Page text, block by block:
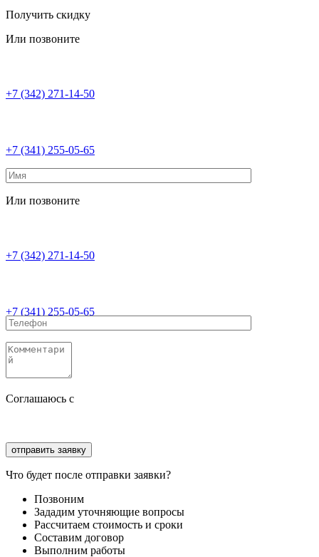
Получить скидку
Или позвоните
+7 (342) 271-14-50
+7 (341) 255-05-65
Или позвоните
+7 (342) 271-14-50
+7 (341) 255-05-65
Соглашаюсь с
Что будет после отправки заявки?
Позвоним
Зададим уточняющие вопросы
Рассчитаем стоимость и сроки
Составим договор
Выполним работы